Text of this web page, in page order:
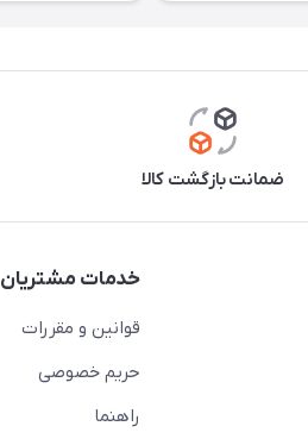
ضمانت بازگشت کالا
خدمات مشتریان
قوانین و مقررات
حریم خصوصی
راهنما